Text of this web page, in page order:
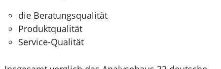
die Beratungsqualität
Produktqualität
Service-Qualität